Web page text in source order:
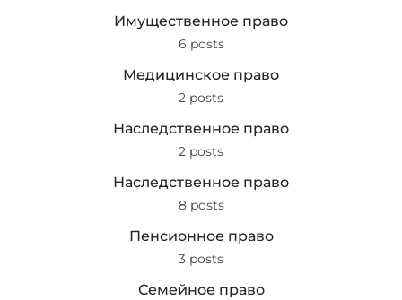
Имущественное право
6 posts
Медицинское право
2 posts
Наследственное право
2 posts
Наследственное право
8 posts
Пенсионное право
3 posts
Семейное право